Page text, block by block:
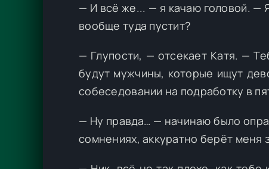
— И всё же... — я качаю головой. —
вообще туда пустит?
— Глупости, — отсекает Катя. —
будут мужчины, которые ищут
собеседовании на подработку в
— Ну правда… — начинаю было
сомнениях, аккуратно берёт меня